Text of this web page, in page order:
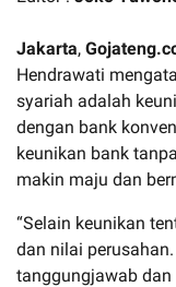
Jakarta,
Hendrawati
syariah adalah
dengan bank
keunikan bank
makin maju dan
“Selain keunikan
dan nilai
tanggungjawab dan